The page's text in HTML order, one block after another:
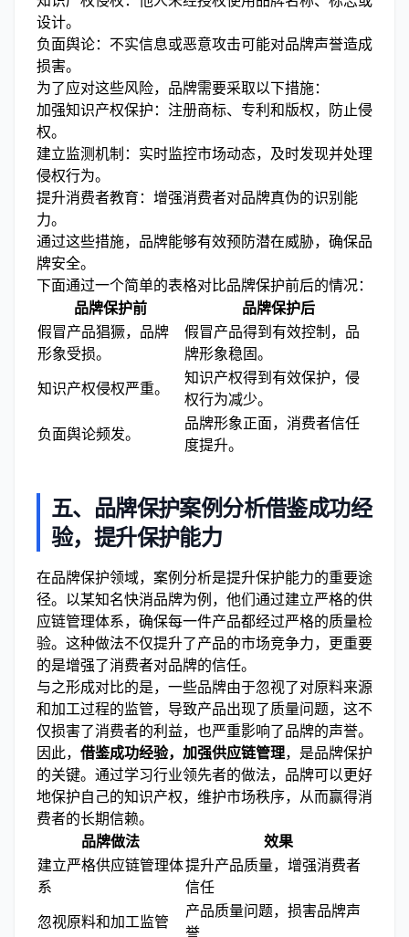
设计。
负面舆论：不实信息或恶意攻击可能对品牌声誉造成
损害。
为了应对这些风险，品牌需要采取以下措施：
加强知识产权保护：注册商标、专利和版权，防止侵
权。
建立监测机制：实时监控市场动态，及时发现并处理
侵权行为。
提升消费者教育：增强消费者对品牌真伪的识别能
力。
通过这些措施，品牌能够有效预防潜在威胁，确保品
牌安全。
下面通过一个简单的表格对比品牌保护前后的情况：
品牌保护前
品牌保护后
假冒产品猖獗，品牌
形象受损。
假冒产品得到有效控制，品
牌形象稳固。
知识产权侵权严重。
知识产权得到有效保护，侵
权行为减少。
负面舆论频发。
品牌形象正面，消费者信任
度提升。
五、品牌保护案例分析借鉴成功经
验，提升保护能力
在品牌保护领域，案例分析是提升保护能力的重要途
径。以某知名快消品牌为例，他们通过建立严格的供
应链管理体系，确保每一件产品都经过严格的质量检
验。这种做法不仅提升了产品的市场竞争力，更重要
的是增强了消费者对品牌的信任。
与之形成对比的是，一些品牌由于忽视了对原料来源
和加工过程的监管，导致产品出现了质量问题，这不
仅损害了消费者的利益，也严重影响了品牌的声誉。
因此， 借鉴成功经验，加强供应链管理，是品牌保护
的关键。通过学习行业领先者的做法，品牌可以更好
地保护自己的知识产权，维护市场秩序，从而赢得消
费者的长期信赖。
品牌做法
效果
建立严格供应链管理体
系
提升产品质量，增强消费者
信任
忽视原料和加工监管
产品质量问题，损害品牌声
誉